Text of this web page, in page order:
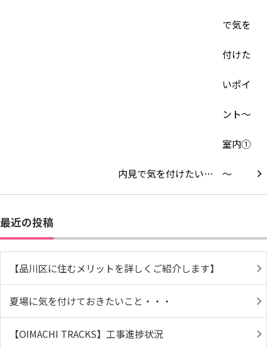
内見で気を付けたい…
最近の投稿
【品川区に住むメリットを詳しくご紹介します】
夏場に気を付けておきたいこと・・・
【OIMACHI TRACKS】工事進捗状況